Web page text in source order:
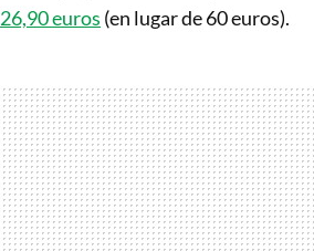
26,90 euros (en lugar de 60 euros).